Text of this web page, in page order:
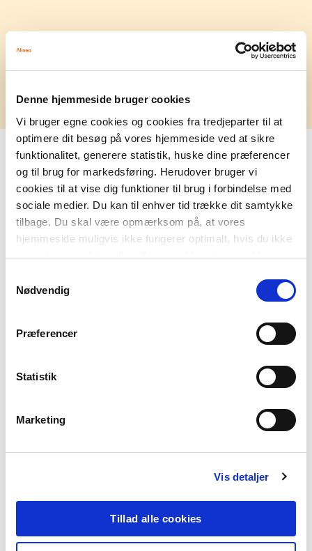
Denne hjemmeside bruger cookies
Vi bruger egne cookies og cookies fra tredjeparter til at
optimere dit besøg på vores hjemmeside ved at sikre
funktionalitet, generere statistik, huske dine præferencer
og til brug for markedsføring. Herudover bruger vi
cookies til at vise dig funktioner til brug i forbindelse med
sociale medier. Du kan til enhver tid trække dit samtykke
tilbage. Du skal være opmærksom på, at vores
hjemmeside muligvis ikke fungerer optimalt, hvis du ikke
accepterer cookies eller tilbagetrækker et samtykke.
Nødvendig
Præferencer
Statistik
Marketing
Vis detaljer
Tillad alle cookies
Medvirkende
Andreas Munk Staugaard
Vært
Christina Voigt
Specialkonsulent, Aarhus Kommune
Lone Anesen
Alinea LYD
2025